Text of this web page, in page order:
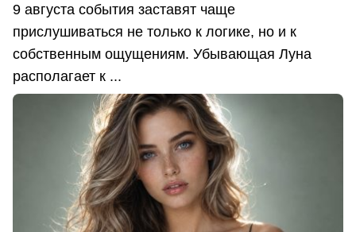
9 августа события заставят чаще
прислушиваться не только к логике, но и к
собственным ощущениям. Убывающая Луна
располагает к ...